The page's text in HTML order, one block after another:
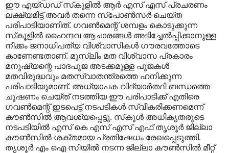
ഈ എയ്ഡഡ് സ്‌കൂളില്‍ ആര്‍ എസ് എസ് പ്രചരണം
ലക്ഷ്യമിട്ട് അവര്‍ തന്നെ സ്‌പോണ്‍സര്‍ ചെയ്ത
പരിപാടിയാണിത്. ഗവണ്‍മെന്റ് ശമ്പളം കൊടുക്കുന്ന
സ്‌കൂളില്‍ ഹൈന്ദവ ആചാരങ്ങള്‍ അടിച്ചേല്‍പ്പിക്കാനുള്ള
നീക്കം ജനാധിപത്യ വിശ്വാസികള്‍ ഗൗരവത്തോടെ
കാണേണ്ടതാണ്. മുസ്‌ലിം മത വിശ്വാസ പ്രകാരം
മനുഷ്യന്റെ പാദപൂജ അടക്കമുള്ള പൂജകള്‍
മതവിരുദ്ധവും മതസ്വാതന്ത്രത്തെ ഹനിക്കുന്ന
പരിപാടിയുമാണ്. അധ്യാപക വിദ്യാര്‍ത്ഥി ബന്ധത്തെ
ചൂഷണം ചെയ്ത് നടത്തിയ ഈ പരിപാടിക്ക് എതിരെ
ഗവണ്‍മെന്റ് ഇടപെട്ട് നടപടികള്‍ സ്വീകരിക്കണമെന്ന്
കൗണ്‍സില്‍ ആവശ്യപ്പെട്ടു. സ്‌കൂള്‍ അധികൃതരുടെ
നടപടിയില്‍ എസ് കെ എസ് എസ് എഫ് തൃശൂര്‍ ജില്ലാ
കൗണ്‍സില്‍ ശക്തമായ പ്രതിഷേധം രേഖപ്പെടുത്തി.
തൃശൂര്‍ എം ഐ സിയില്‍ നടന്ന ജില്ലാ കൗണ്‍സില്‍ മീറ്റ്